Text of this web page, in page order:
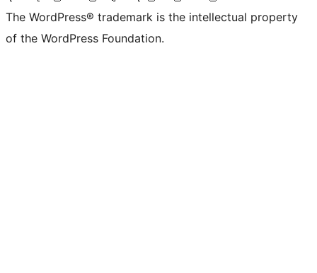
The WordPress® trademark is the intellectual property
of the WordPress Foundation.